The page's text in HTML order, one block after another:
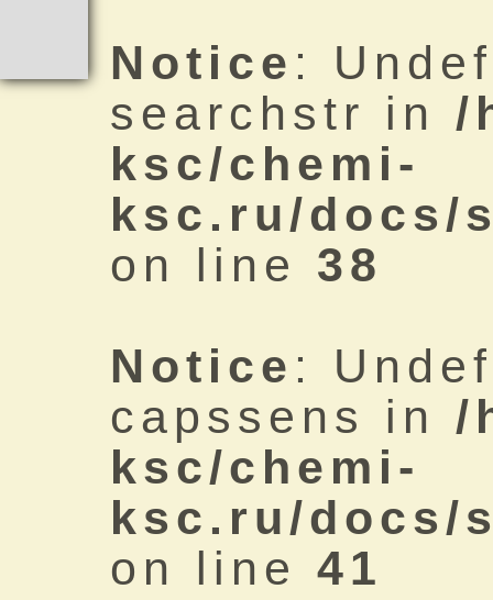
Notice :
searchstr in /
ksc/chemi-
ksc.ru/docs/
on line 38
Notice :
capssens in /
ksc/chemi-
ksc.ru/docs/
on line 41